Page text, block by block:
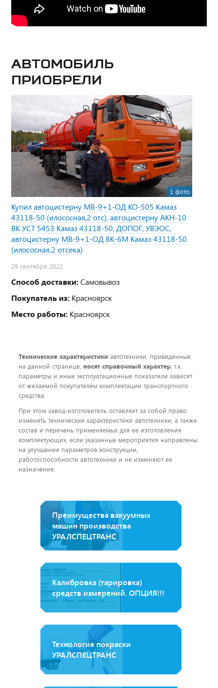
Автомобиль
приобрели
1 фото
Купил автоцистерну МВ-9+1-ОД КО-505 Камаз
43118-50 (илососная,2 отс), автоцистерну АКН-10
ВК УСТ 5453 Камаз 43118-50, ДОПОГ, УВЭОС,
автоцистерну МВ-9+1-ОД ВК-6М Камаз 43118-50
(илососная,2 отсека)
29 сентября 2022
Способ доставки:Самовывоз
Покупатель из: Красноярск
Место работы: Красноярск
Технические характеристики автотехники, приведенные
на данной странице, носят справочный характер, т.к.
параметры и иные эксплуатационные показатели зависят
от желаемой покупателем комплектации транспортного
средства.
При этом завод-изготовитель оставляет за собой право
изменять технические характеристики автотехники, а также
состав и перечень применяемых для ее изготовления
комплектующих, если указанные мероприятия направлены
на улучшение параметров конструкции,
работоспособности автотехники и не изменяют ее
назначение.
Преимущества вакуумных
машин производства
УРАЛСПЕЦТРАНС
Калибровка (тарировка)
средств измерений. ОПЦИЯ!!!
Технология покраски
УРАЛСПЕЦТРАНС